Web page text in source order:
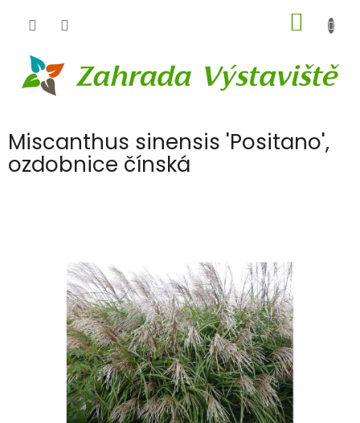
KOŠÍK
Miscanthus sinensis 'Positano',
ozdobnice čínská